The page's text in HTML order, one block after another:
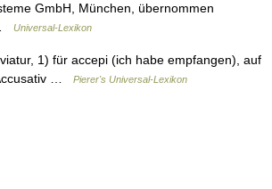
GmbH, München, übernommen
Universal-Lexikon
1) für accepi (ich habe empfangen), auf
…
Pierer's Universal-Lexikon